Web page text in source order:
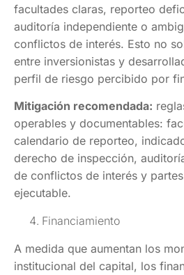
facultades claras, reporteo
auditoría independiente o
conflictos de interés. Esto no
entre inversionistas y
perfil de riesgo percibido por
Mitigación recomendada:
operables y documentables:
calendario de reporteo,
derecho de inspección,
de conflictos de interés y
ejecutable.
Financiamiento
A medida que aumentan los
institucional del capital, los